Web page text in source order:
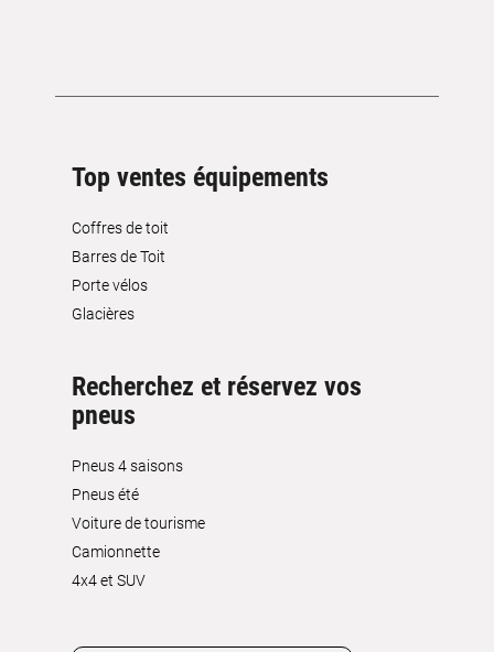
Top ventes équipements
Coffres de toit
Barres de Toit
Porte vélos
Glacières
Recherchez et réservez vos
pneus
Pneus 4 saisons
Pneus été
Voiture de tourisme
Camionnette
4x4 et SUV